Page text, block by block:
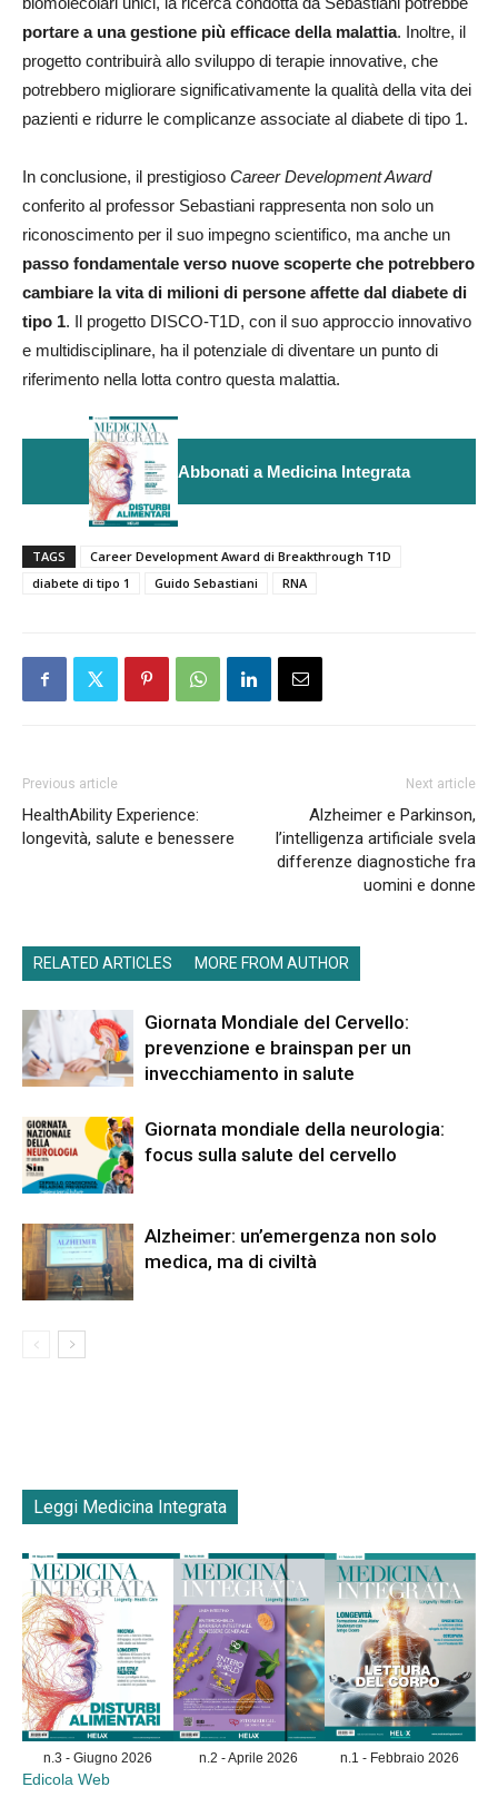
portare a una gestione più efficace della malattia. Inoltre, il
progetto contribuirà allo sviluppo di terapie innovative, che
potrebbero migliorare significativamente la qualità della vita dei
pazienti e ridurre le complicanze associate al diabete di tipo 1.
In conclusione, il prestigioso Career Development Award
conferito al professor Sebastiani rappresenta non solo un
riconoscimento per il suo impegno scientifico, ma anche un
passo fondamentale verso nuove scoperte che potrebbero
cambiare la vita di milioni di persone affette dal diabete di
tipo 1. Il progetto DISCO-T1D, con il suo approccio innovativo
e multidisciplinare, ha il potenziale di diventare un punto di
riferimento nella lotta contro questa malattia.
Abbonati a Medicina Integrata
TAGS
Career Development Award di Breakthrough T1D
diabete di tipo 1
Guido Sebastiani RNA
Previous article
HealthAbility Experience:
longevità, salute e benessere
Next article
Alzheimer e Parkinson,
l’intelligenza artificiale svela
differenze diagnostiche fra
uomini e donne
RELATED ARTICLES MORE FROM AUTHOR
Giornata Mondiale del Cervello:
prevenzione e brainspan per un
invecchiamento in salute
Giornata mondiale della neurologia:
focus sulla salute del cervello
Alzheimer: un’emergenza non solo
medica, ma di civiltà
Leggi Medicina Integrata
n.3 - Giugno 2026 n.2 - Aprile 2026 n.1 - Febbraio 2026
Edicola Web